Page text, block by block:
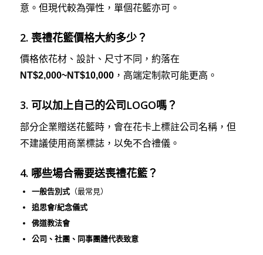
意。但現代較為彈性，單個花籃亦可。
2. 喪禮花籃價格大約多少？
價格依花材、設計、尺寸不同，約落在
NT$2,000~NT$10,000，高端定制款可能更高。
3. 可以加上自己的公司LOGO嗎？
部分企業贈送花籃時，會在花卡上標註公司名稱，但
不建議使用商業標誌，以免不合禮儀。
4. 哪些場合需要送喪禮花籃？
一般告別式（最常見）
追思會/紀念儀式
佛道教法會
公司、社團、同事團體代表致意